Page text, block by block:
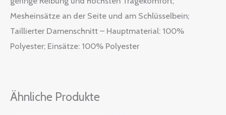
Mesheinsätze an der Seite und am Schlüsselbein;
Taillierter Damenschnitt – Hauptmaterial: 100%
Polyester; Einsätze: 100% Polyester
Ähnliche Produkte